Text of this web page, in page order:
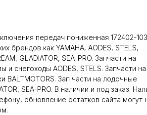
передач пониженная 172402-
брендов как YAMAHA, AODES, STELS,
GLADIATOR, SEA-PRO. Запчасти на
и снегоходы AODES, STELS. Запчасти на
BALTMOTORS. Зап части на лодочные
SEA-PRO. В наличии и под заказ.
обновление остатков сайта могут